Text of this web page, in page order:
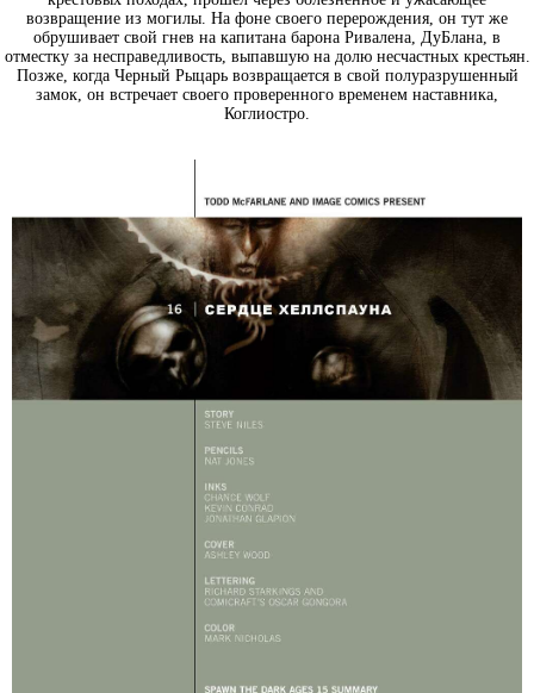
возвращение из могилы. На фоне своего перерождения, он тут же
обрушивает свой гнев на капитана барона Ривалена, ДуБлана, в
отместку за несправедливость, выпавшую на долю несчастных крестьян.
Позже, когда Черный Рыцарь возвращается в свой полуразрушенный
замок, он встречает своего проверенного временем наставника,
Коглиостро.